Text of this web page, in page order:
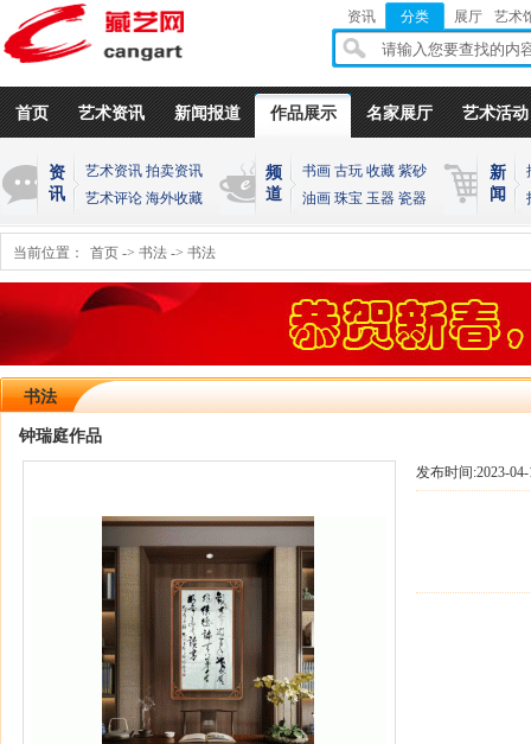
资讯 分类 展厅 艺术
首页 艺术资讯 新闻报道 作品展示 名家展厅 艺术活动
资
讯
艺术资讯 拍卖资讯
艺术评论 海外收藏
频
道
书画 古玩 收藏 紫砂
油画 珠宝 玉器 瓷器
新
闻
当前位置： 首页 -> 书法 -> 书法
书法
钟瑞庭作品
发布时间:2023-